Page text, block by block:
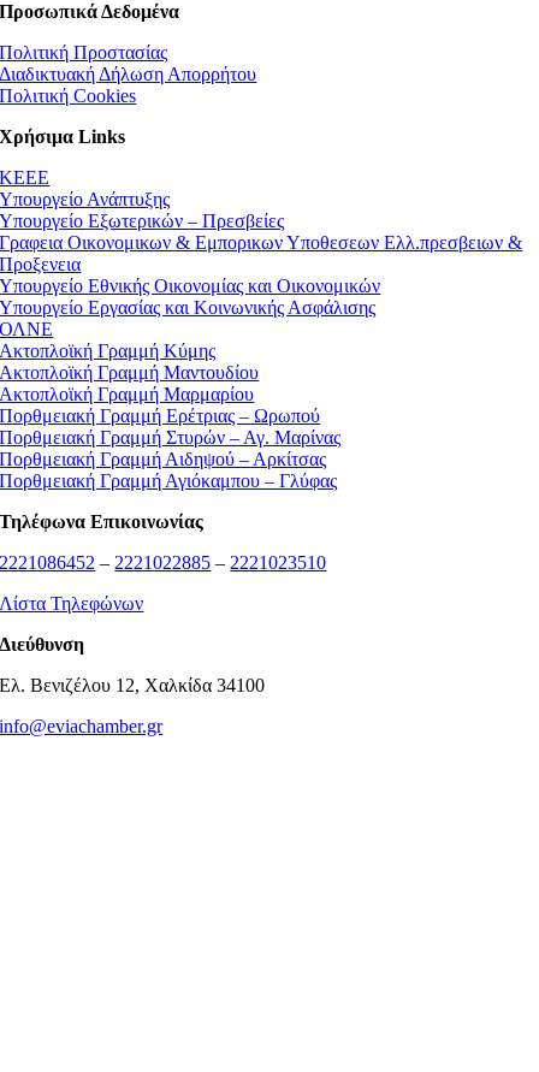
Προσωπικά Δεδομένα
Πολιτική Προστασίας
Διαδικτυακή Δήλωση Απορρήτου
Πολιτική Cookies
Χρήσιμα Links
ΚEEE
Υπουργείο Ανάπτυξης
Υπουργείο Εξωτερικών – Πρεσβείες
Γραφεια Οικονομικων & Εμπορικων Υποθεσεων Ελλ.πρεσβειων &
Προξενεια
Υπουργείο Εθνικής Οικονομίας και Οικονομικών
Υπουργείο Εργασίας και Κοινωνικής Ασφάλισης
ΟΛΝΕ
Ακτοπλοϊκή Γραμμή Κύμης
Ακτοπλοϊκή Γραμμή Μαντουδίου
Ακτοπλοϊκή Γραμμή Μαρμαρίου
Πορθμειακή Γραμμή Ερέτριας – Ωρωπού
Πορθμειακή Γραμμή Στυρών – Αγ. Μαρίνας
Πορθμειακή Γραμμή Αιδηψού – Αρκίτσας
Πορθμειακή Γραμμή Αγιόκαμπου – Γλύφας
Τηλέφωνα Επικοινωνίας
2221086452 – 2221022885 – 2221023510
Λίστα Τηλεφώνων
Διεύθυνση
Ελ. Βενιζέλου 12, Χαλκίδα 34100
info@eviachamber.gr